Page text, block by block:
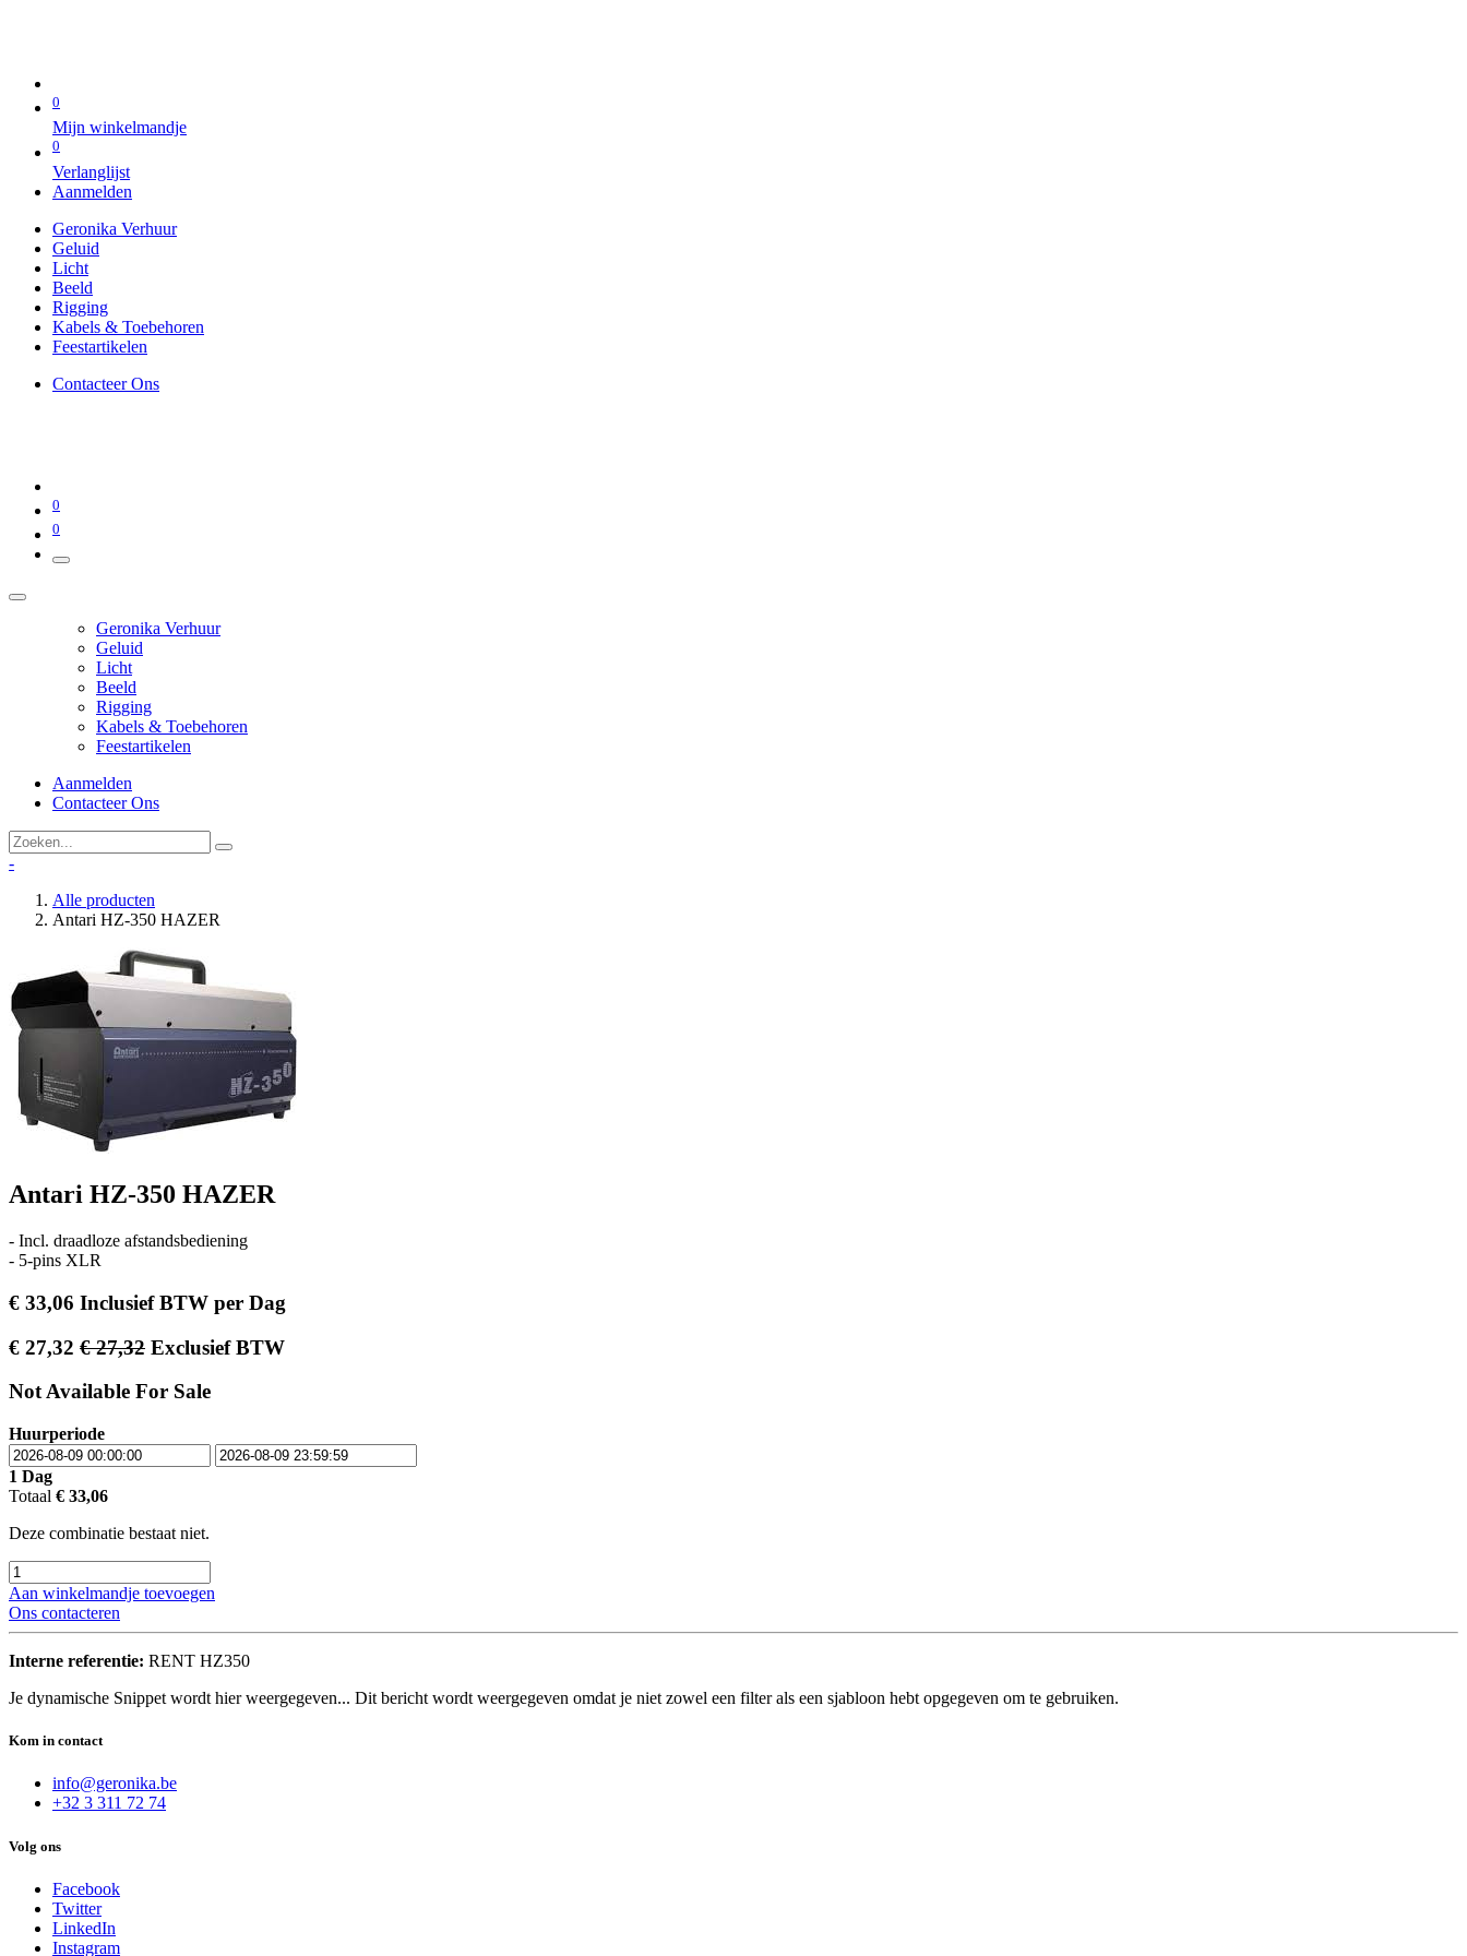
0
Mijn winkelmandje
0
Verlanglijst
Aanmelden
Geronika Verhuur
Geluid
Licht
Beeld
Rigging
Kabels & Toebehoren
Feestartikelen
Contacteer Ons
0
0
Geronika Verhuur
Geluid
Licht
Beeld
Rigging
Kabels & Toebehoren
Feestartikelen
Aanmelden
Contacteer Ons
-
Alle producten
Antari HZ-350 HAZER
Antari HZ-350 HAZER
- Incl. draadloze afstandsbediening
- 5-pins XLR
€ 33,06 Inclusief BTW per Dag
€ 27,32 €27,32 Exclusief BTW
Not Available For Sale
Huurperiode
1 Dag
Totaal € 33,06
Deze combinatie bestaat niet.
Aan winkelmandje toevoegen
Ons contacteren
Interne referentie: RENT HZ350
Je dynamische Snippet wordt hier weergegeven... Dit bericht wordt weergegeven omdat je niet zowel een filter als een sjabloon hebt opgegeven om te gebruiken.
Kom in contact
info@geronika.be
+32 3 311 72 74
Volg ons
Facebook
Twitter
LinkedIn
Instagram